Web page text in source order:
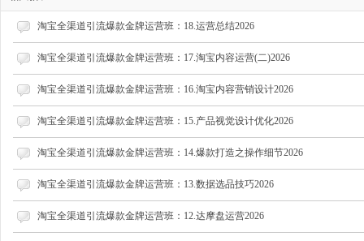
淘宝全渠道引流爆款金牌运营班：18.运营总结2026
淘宝全渠道引流爆款金牌运营班：17.淘宝内容运营(二)2026
淘宝全渠道引流爆款金牌运营班：16.淘宝内容营销设计2026
淘宝全渠道引流爆款金牌运营班：15.产品视觉设计优化2026
淘宝全渠道引流爆款金牌运营班：14.爆款打造之操作细节2026
淘宝全渠道引流爆款金牌运营班：13.数据选品技巧2026
淘宝全渠道引流爆款金牌运营班：12.达摩盘运营2026